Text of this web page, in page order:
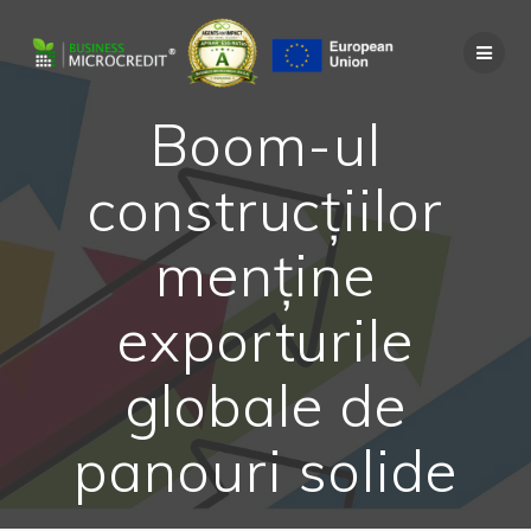
to
content
Boom-ul
construcțiilor
menține
exporturile
globale de
panouri solide